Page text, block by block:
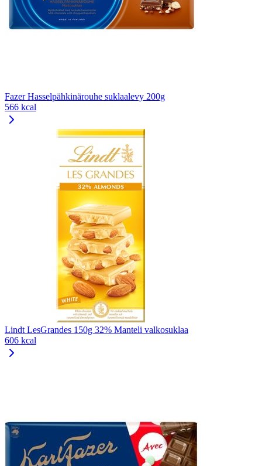
Fazer Hasselpähkinärouhe suklaalevy 200g
566 kcal
Lindt LesGrandes 150g 32% Manteli valkosuklaa
606 kcal